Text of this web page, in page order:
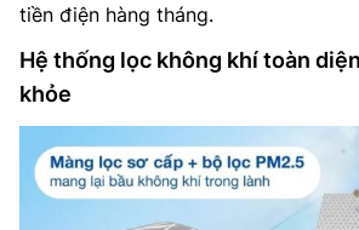
tiền điện hàng tháng.
Hệ thống lọc không khí toàn
khỏe